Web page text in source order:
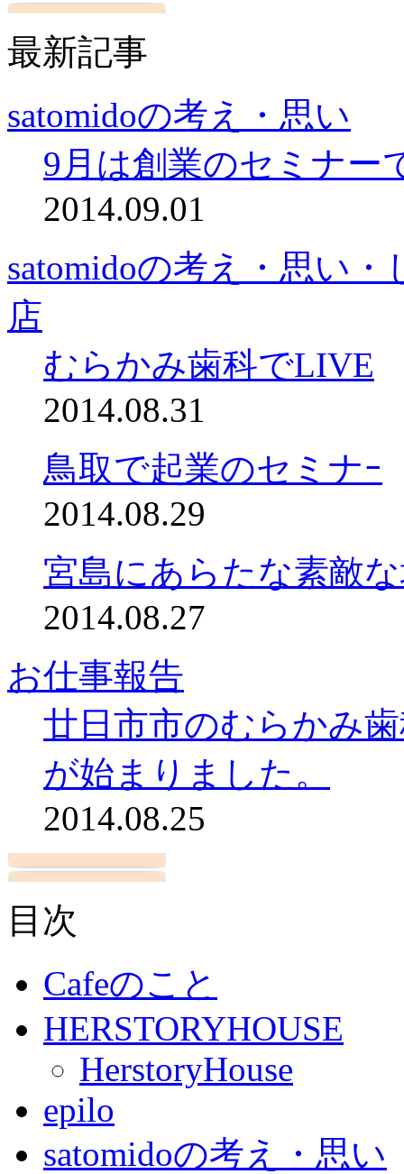
最新記事
satomidoの考え・思い
9月は創業のセミナー
2014.09.01
satomidoの考え・思い
店
むらかみ歯科でLIVE
2014.08.31
鳥取で起業のセミナｰ
2014.08.29
宮島にあらたな素敵
2014.08.27
お仕事報告
廿日市市のむらかみ
が始まりました。
2014.08.25
目次
Cafeのこと
HERSTORYHOUSE
HerstoryHouse
epilo
satomidoの考え・思い